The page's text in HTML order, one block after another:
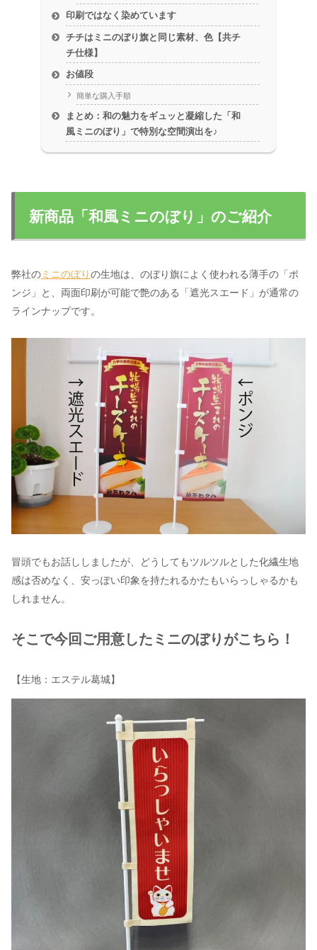
印刷ではなく染めています
チチはミニのぼり旗と同じ素材、色【共チ
チ仕様】
お値段
簡単な購入手順
まとめ：和の魅力をギュッと凝縮した「和
風ミニのぼり」で特別な空間演出を♪
新商品「和風ミニのぼり」のご紹介
弊社のミニのぼりの生地は、のぼり旗によく使われる薄手の「ポ
ンジ」と、両面印刷が可能で艶のある「遮光スエード」が通常の
ラインナップです。
冒頭でもお話ししましたが、どうしてもツルツルとした化繊生地
感は否めなく、安っぽい印象を持たれるかたもいらっしゃるかも
しれません。
そこで今回ご用意したミニのぼりがこちら！
【生地：エステル葛城】